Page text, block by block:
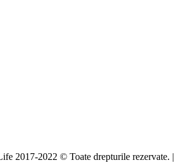
2017-2022 © Toate drepturile rezervate. |